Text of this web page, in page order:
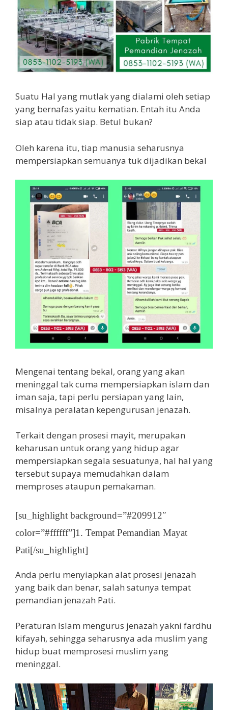
Suatu Hal yang mutlak yang dialami oleh setiap
yang bernafas yaitu kematian. Entah itu Anda
siap atau tidak siap. Betul bukan?
Oleh karena itu, tiap manusia seharusnya
mempersiapkan semuanya tuk dijadikan bekal
Mengenai tentang bekal, orang yang akan
meninggal tak cuma mempersiapkan islam dan
iman saja, tapi perlu persiapan yang lain,
misalnya peralatan kepengurusan jenazah.
Terkait dengan prosesi mayit, merupakan
keharusan untuk orang yang hidup agar
mempersiapkan segala sesuatunya, hal hal yang
tersebut supaya memudahkan dalam
memproses ataupun pemakaman.
[su_highlight background=”#209912″
color=”#ffffff”]1. Tempat Pemandian Mayat
Pati[/su_highlight]
Anda perlu menyiapkan alat prosesi jenazah
yang baik dan benar, salah satunya tempat
pemandian jenazah Pati.
Peraturan Islam mengurus jenazah yakni fardhu
kifayah, sehingga seharusnya ada muslim yang
hidup buat memprosesi muslim yang
meninggal.